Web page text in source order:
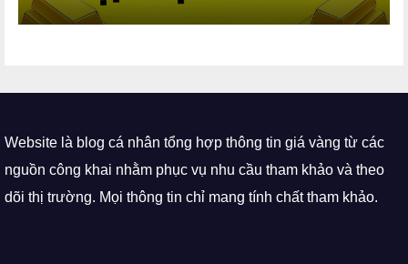
Website là blog cá nhân tổng hợp thông tin giá vàng từ các
nguồn công khai nhằm phục vụ nhu cầu tham khảo và theo
dõi thị trường. Mọi thông tin chỉ mang tính chất tham khảo.